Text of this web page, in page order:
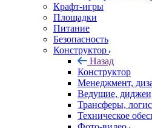
Крафт-игры
Площадки
Питание
Безопасность
Конструктор
Назад
Конструктор
Менеджмент,
Ведущие,
Трансферы,
Техническое